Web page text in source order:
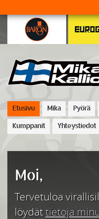
Etusivu Mika Pyörä
Kumppanit Yhteystiedot
Moi,
Tervetuloa
löydättietoja